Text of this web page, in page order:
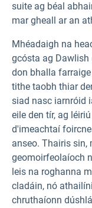
suite ag béal
mar gheall ar an
Mhéadaigh na
gcósta ag Dawlish
don bhalla
tithe taobh thiar
siad nasc iarnróid
eile den tír, ag
d'imeachtaí
anseo. Thairis sin,
geomoirfeolaíoch
leis na roghanna
cladáin, nó
chruthaíonn